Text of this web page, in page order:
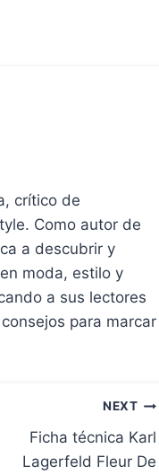
crítico de
Como autor de
a descubrir y
moda, estilo y
a sus lectores
para marcar
NEXT
Ficha técnica Karl
Lagerfeld Fleur De